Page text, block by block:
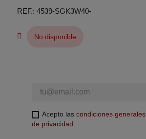
REF. 4539-SGK3W40-
No disponible
Acepto las condiciones generales
de privacidad.